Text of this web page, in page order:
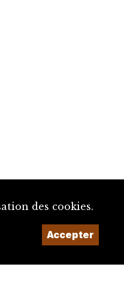
des cookies.
Accepter